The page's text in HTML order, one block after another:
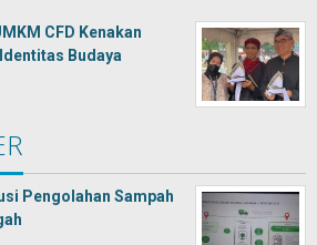
CFD Kenakan
Budaya
Pengolahan Sampah